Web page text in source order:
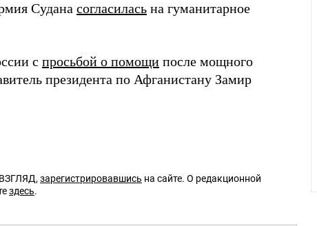
Судана согласилась на гуманитарное
с просьбой о помощи после мощного
президента по Афганистану Замир
зарегистрировавшись на сайте. О редакционной
здесь.